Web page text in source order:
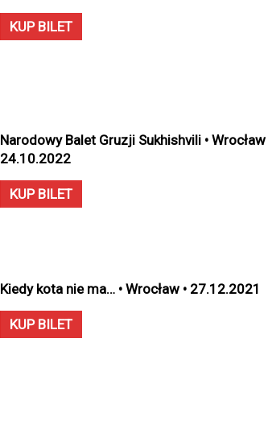
KUP BILET
Narodowy Balet Gruzji Sukhishvili • Wrocław
24.10.2022
KUP BILET
Kiedy kota nie ma… • Wrocław • 27.12.2021
KUP BILET